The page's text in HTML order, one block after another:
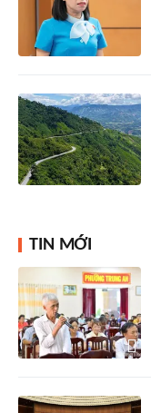
TIN MỚI